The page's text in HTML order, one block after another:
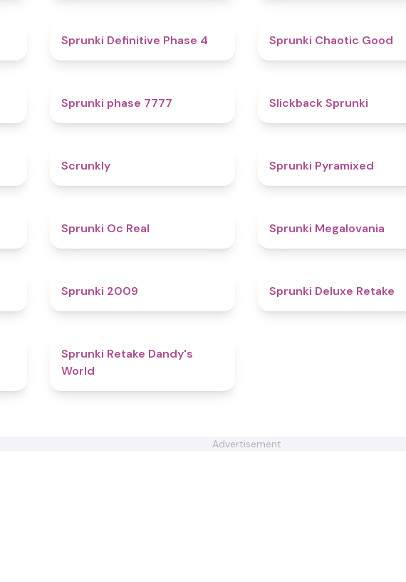
Sprunki Definitive Phase 4 Sprunki Chaotic Good
Sprunki phase 7777 Slickback Sprunki
Scrunkly Sprunki Pyramixed
Sprunki Oc Real Sprunki Megalovania
Sprunki 2009 Sprunki Deluxe Retake
Sprunki Retake Dandy's
World
Advertisement